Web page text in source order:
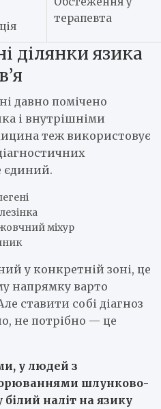
терапевта
ділянки язика
давно помічено
і внутрішніми
теж використовує
єдиний.
міхур
у конкретній зоні, це
напрямку варто
ставити собі діагноз
не потрібно — це
у людей з
шлунково-
наліт на язику